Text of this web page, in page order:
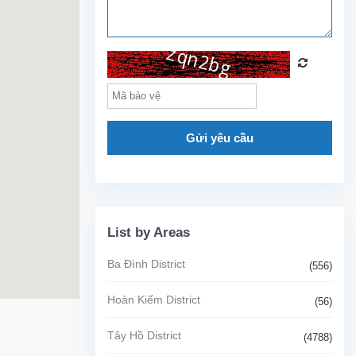
Gửi yêu cầu
List by Areas
Ba Đình District (556)
Hoàn Kiếm District (56)
Tây Hồ District (4788)